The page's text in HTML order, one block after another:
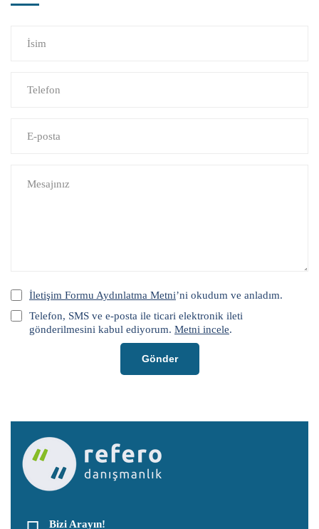
İletişim Formu Aydınlatma Metni’ni okudum ve anladım.
Telefon, SMS ve e-posta ile ticari elektronik ileti
gönderilmesini kabul ediyorum. Metni incele.
Gönder
Bizi Arayın!